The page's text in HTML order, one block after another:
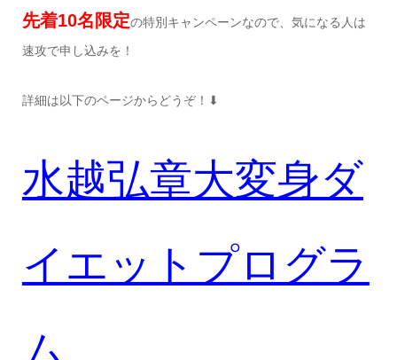
先着10名限定の特別キャンペーンなので、気になる人は
速攻で申し込みを！
詳細は以下のページからどうぞ！⬇︎
水越弘章大変身ダ
イエットプログラ
ム